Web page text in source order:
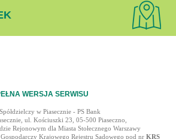
WERSJA SERWISU
w Piasecznie - PS Bank
ul. Kościuszki 23, 05-500 Piaseczno,
Rejonowym dla Miasta Stołecznego Warszawy
Krajowego Rejestru Sądowego pod nr KRS